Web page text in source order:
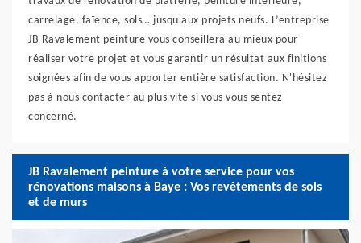
carrelage, faïence, sols… jusqu'aux projets neufs. L’entreprise
JB Ravalement peinture vous conseillera au mieux pour
réaliser votre projet et vous garantir un résultat aux finitions
soignées afin de vous apporter entière satisfaction. N'hésitez
pas à nous contacter au plus vite si vous vous sentez
concerné.
JB Ravalement peinture à votre service pour vos
rénovations maisons à Baye : Vos revêtements de sols
et de murs